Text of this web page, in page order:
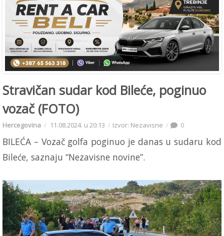
Stravičan sudar kod Bileće, poginuo
vozač (FOTO)
Hercegovina 11.08.2024. u 20:13 Izvor: Nezavisne 0
BILEĆA – Vozač golfa poginuo je danas u sudaru kod
Bileće, saznaju “Nezavisne novine”.